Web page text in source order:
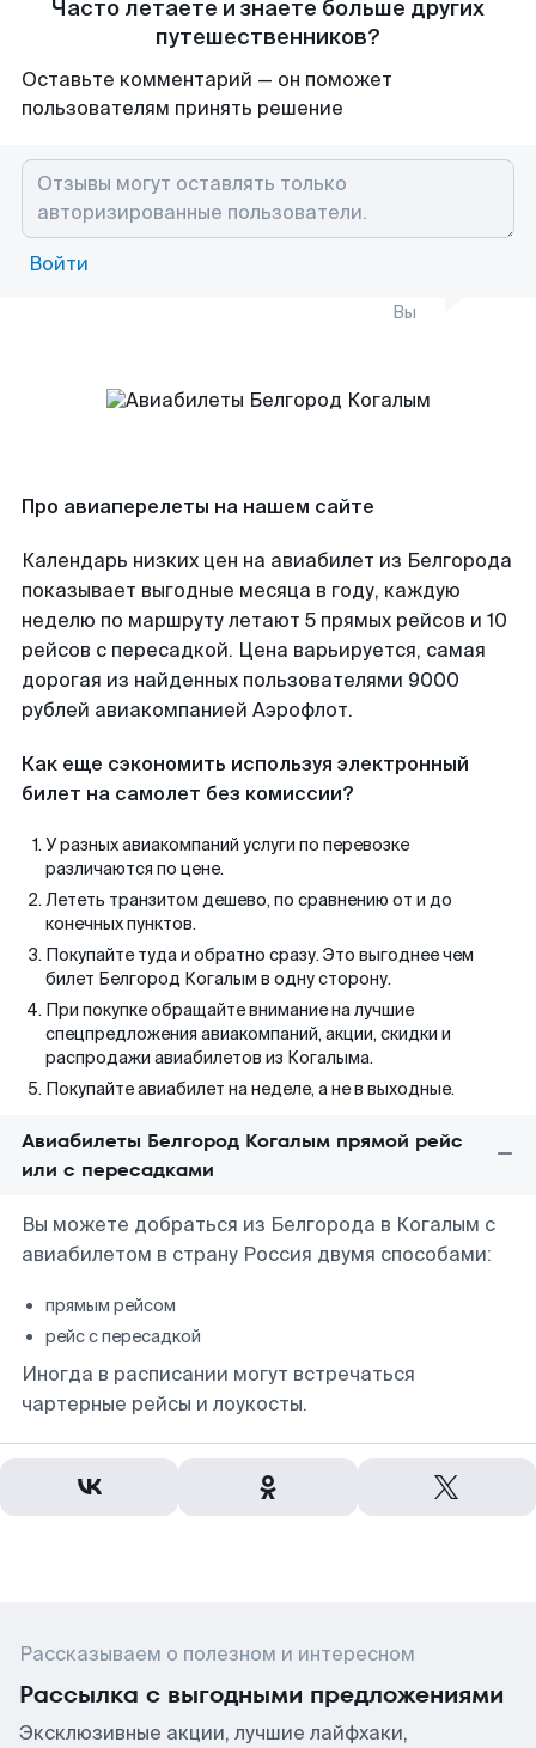
Часто летаете и знаете больше других
путешественников?
Оставьте комментарий — он поможет
пользователям принять решение
Войти
Вы
Про авиаперелеты на нашем сайте
Календарь низких цен на авиабилет из Белгорода
показывает выгодные месяца в году, каждую
неделю по маршруту летают 5 прямых рейсов и 10
рейсов с пересадкой. Цена варьируется, самая
дорогая из найденных пользователями 9000
рублей авиакомпанией Аэрофлот.
Как еще сэкономить используя электронный
билет на самолет без комиссии?
У разных авиакомпаний услуги по перевозке
различаются по цене.
Лететь транзитом дешево, по сравнению от и до
конечных пунктов.
Покупайте туда и обратно сразу. Это выгоднее чем
билет Белгород Когалым в одну сторону.
При покупке обращайте внимание на лучшие
спецпредложения авиакомпаний, акции, скидки и
распродажи авиабилетов из Когалыма.
Покупайте авиабилет на неделе, а не в выходные.
Авиабилеты Белгород Когалым прямой рейс
или с пересадками
Вы можете добраться из Белгорода в Когалым с
авиабилетом в страну Россия двумя способами:
прямым рейсом
рейс с пересадкой
Иногда в расписании могут встречаться
чартерные рейсы и лоукосты.
Рассказываем о полезном и интересном
Рассылка с выгодными предложениями
Эксклюзивные акции, лучшие лайфхаки,